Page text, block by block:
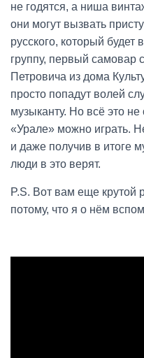
не годятся, а ниша
они могут вызвать
русского, который
группу, первый самовар
Петровича из дома
просто попадут волей
музыканту. Но всё это не
«Урале» можно играть.
и даже получив в итоге
люди в это верят.
P.S. Вот вам еще крутой
потому, что я о нём